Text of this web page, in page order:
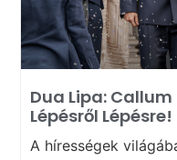
Dua Lipa:
Lépésről Lépésre!
A hírességek